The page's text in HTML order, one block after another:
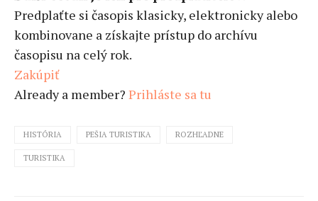
Predplaťte si časopis klasicky, elektronicky alebo
kombinovane a získajte prístup do archívu
časopisu na celý rok.
Zakúpiť
Already a member? Prihláste sa tu
HISTÓRIA PEŠIA TURISTIKA ROZHĽADNE
TURISTIKA